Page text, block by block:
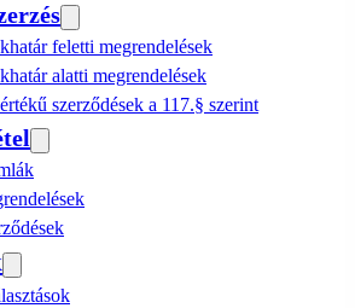
feletti megrendelések
alatti megrendelések
szerződések a 117.§ szerint